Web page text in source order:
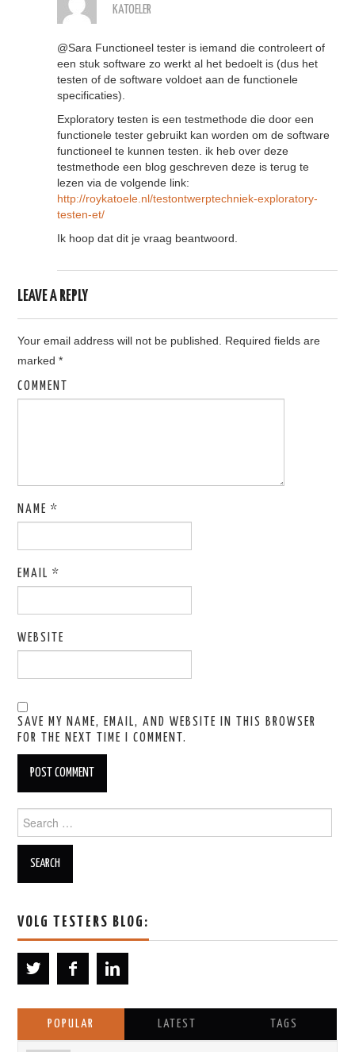
KATOELER
@Sara Functioneel tester is iemand die controleert of
een stuk software zo werkt al het bedoelt is (dus het
testen of de software voldoet aan de functionele
specificaties).
Exploratory testen is een testmethode die door een
functionele tester gebruikt kan worden om de software
functioneel te kunnen testen. ik heb over deze
testmethode een blog geschreven deze is terug te
lezen via de volgende link:
http://roykatoele.nl/testontwerptechniek-exploratory-
testen-et/
Ik hoop dat dit je vraag beantwoord.
LEAVE A REPLY
Your email address will not be published.
Required fields are
marked*
COMMENT
NAME*
EMAIL*
WEBSITE
SAVE MY NAME, EMAIL, AND WEBSITE IN THIS BROWSER
FOR THE NEXT TIME I COMMENT.
Search for:
VOLG TESTERS BLOG:
POPULAR LATEST TAGS